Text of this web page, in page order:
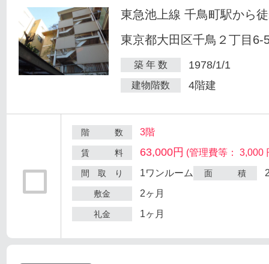
東急池上線 千鳥町駅から
東京都大田区千鳥２丁目6-
築 年 数 1978/1/1
建物階数 4階建
階 数 3階
賃 料 63,000円 (管理費等： 3,000
間 取 り 1ワンルーム 面 積
敷金 2ヶ月
礼金 1ヶ月